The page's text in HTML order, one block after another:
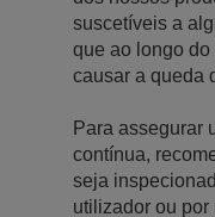
suscetíveis a
que ao longo do
causar a queda
Para assegurar
contínua,
seja
utilizador ou